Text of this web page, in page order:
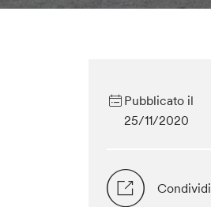
Pubblicato il
25/11/2020
Condividi